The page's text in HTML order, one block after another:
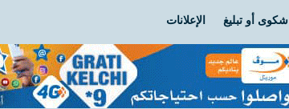
شكوى أو تبليغ الإعلانات